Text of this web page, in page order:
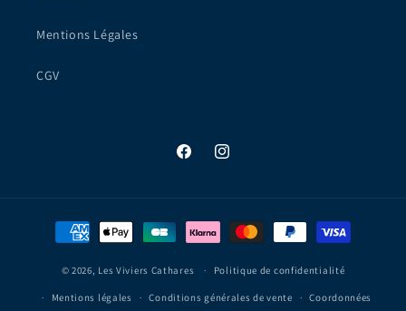
Mentions Légales
CGV
FacebookInstagram
Moyens
de
paiement
© 2026, Les Viviers Cathares Politique de confidentialité
Mentions légales Conditions générales de vente Coordonnées